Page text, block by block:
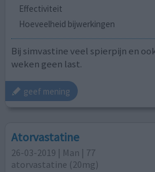
Effectiviteit
Hoeveelheid bijwerkingen
Bij simvastine veel spierpijn en
weken geen last.
geef mening
Atorvastatine
26-03-2019 | Man | 77
atorvastatine (20mg)